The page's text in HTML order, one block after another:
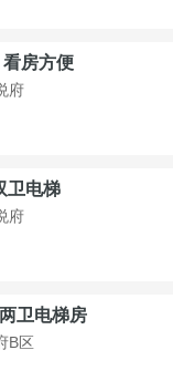
房方便
府
卫电梯
府
卫电梯房
B区